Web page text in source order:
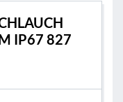
IP67 827